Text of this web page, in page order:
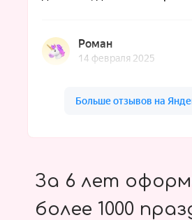
За 6 лет
более 1000